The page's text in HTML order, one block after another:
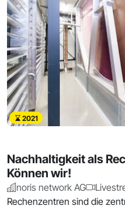
2021
Nachhaltigkeit als
Können wir!
noris network AG
Rechenzentren sind die